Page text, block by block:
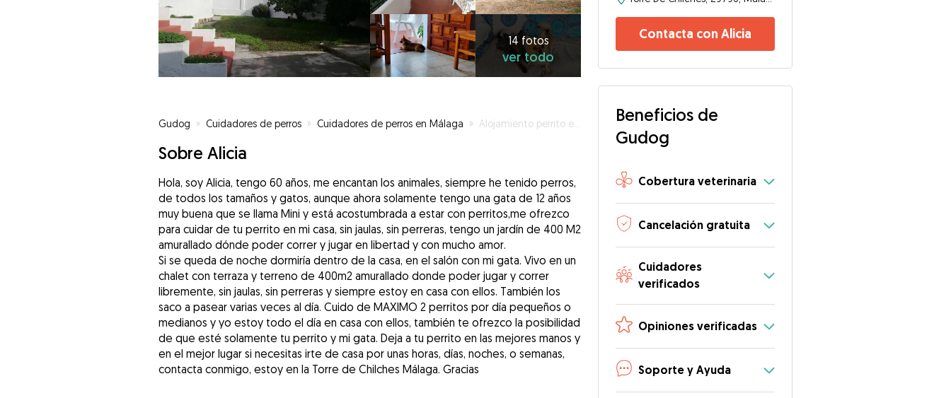
14 fotos
ver todo
Gudog » Cuidadores de perros » Cuidadores de perros en Málaga » Alojamiento perrito en mi casa máximo 2 perritos por día
Sobre Alicia
Hola, soy Alicia, tengo 60 años, me encantan los animales, siempre he tenido perros,
de todos los tamaños y gatos, aunque ahora solamente tengo una gata de 12 años
muy buena que se llama Mini y está acostumbrada a estar con perritos,me ofrezco
para cuidar de tu perrito en mi casa, sin jaulas, sin perreras, tengo un jardín de 400 M2
amurallado dónde poder correr y jugar en libertad y con mucho amor.
Si se queda de noche dormiría dentro de la casa, en el salón con mi gata. Vivo en un
chalet con terraza y terreno de 400m2 amurallado donde poder jugar y correr
libremente, sin jaulas, sin perreras y siempre estoy en casa con ellos. También los
saco a pasear varias veces al día. Cuido de MAXIMO 2 perritos por día pequeños o
medianos y yo estoy todo el día en casa con ellos, también te ofrezco la posibilidad
de que esté solamente tu perrito y mi gata. Deja a tu perrito en las mejores manos y
en el mejor lugar si necesitas irte de casa por unas horas, días, noches, o semanas,
contacta conmigo, estoy en la Torre de Chilches Málaga. Gracias
Contacta con Alicia
Beneficios de
Gudog
Cobertura veterinaria
Cancelación gratuita
Cuidadores
verificados
Opiniones verificadas
Soporte y Ayuda